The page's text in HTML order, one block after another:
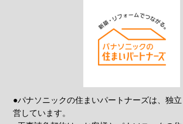
●パナソニックの住まいパートナーズは、独
営しています。